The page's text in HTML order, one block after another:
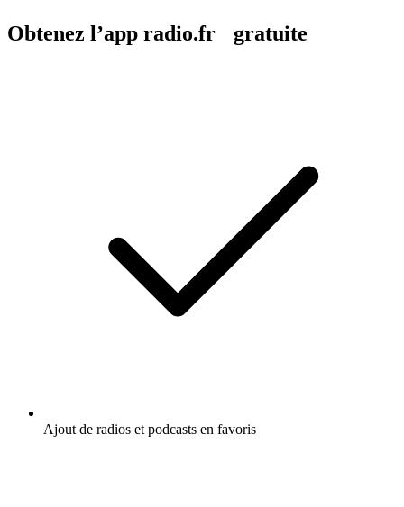
Obtenez l’app radio.fr gratuite
Ajout de radios et podcasts en favoris